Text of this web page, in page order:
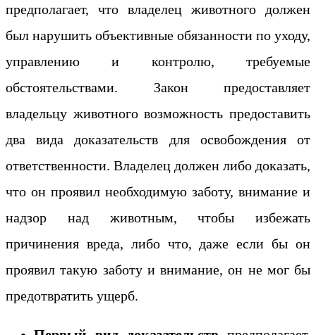
предполагает, что владелец животного должен
был нарушить объективные обязанности по уходу,
управлению и контролю, требуемые
обстоятельствами. Закон предоставляет
владельцу животного возможность предоставить
два вида доказательств для освобождения от
ответственности. Владелец должен либо доказать,
что он проявил необходимую заботу, внимание и
надзор над животным, чтобы избежать
причинения вреда, либо что, даже если бы он
проявил такую заботу и внимание, он не мог бы
предотвратить ущерб.